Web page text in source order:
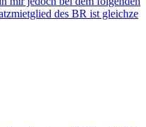
des BR ist gleichze